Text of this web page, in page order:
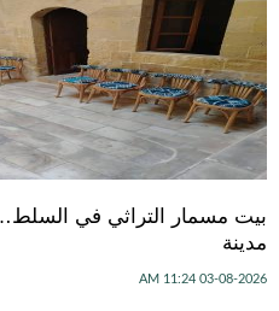
بيت مسمار التراثي في
مدينة
03-08-2026 11:24 AM